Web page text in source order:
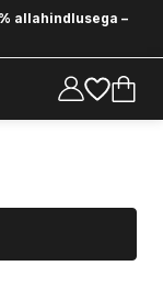
allahindlusega –